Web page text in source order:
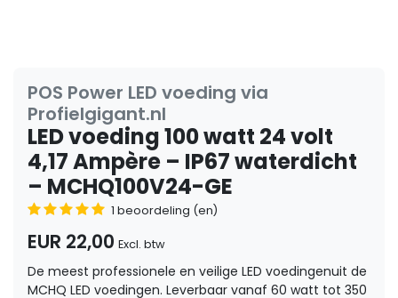
POS Power LED voeding via
Profielgigant.nl
LED voeding 100 watt 24 volt
4,17 Ampère – IP67 waterdicht
– MCHQ100V24-GE
1 beoordeling (en)
EUR 22,00 Excl. btw
De meest professionele en veilige LED voedingenuit de
MCHQ LED voedingen. Leverbaar vanaf 60 watt tot 350